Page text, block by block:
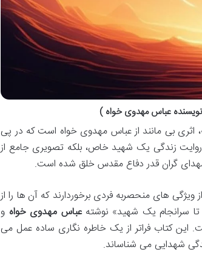
عباس مهدوی خواه )
اثری بی مانند از عباس مهدوی خواه است که در پی
روایت زندگی یک شهید خاص، بلکه تصویری جامع از
گران قدر دفاع مقدس خلق شده است.
های منحصربه فردی برخوردارند که آن ها را از
تا سرانجام یک شهید» نوشتهعباس مهدوی خواه و
کتاب فراتر از یک خاطره نگاری ساده عمل می
شهدایی می شناساند.